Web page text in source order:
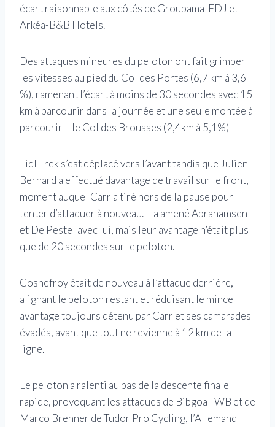
écart raisonnable aux côtés de Groupama-FDJ et
Arkéa-B&B Hotels.
Des attaques mineures du peloton ont fait grimper
les vitesses au pied du Col des Portes (6,7 km à 3,6
%), ramenant l’écart à moins de 30 secondes avec 15
km à parcourir dans la journée et une seule montée à
parcourir – le Col des Brousses (2,4km à 5,1%)
Lidl-Trek s’est déplacé vers l’avant tandis que Julien
Bernard a effectué davantage de travail sur le front,
moment auquel Carr a tiré hors de la pause pour
tenter d’attaquer à nouveau. Il a amené Abrahamsen
et De Pestel avec lui, mais leur avantage n’était plus
que de 20 secondes sur le peloton.
Cosnefroy était de nouveau à l’attaque derrière,
alignant le peloton restant et réduisant le mince
avantage toujours détenu par Carr et ses camarades
évadés, avant que tout ne revienne à 12 km de la
ligne.
Le peloton a ralenti au bas de la descente finale
rapide, provoquant les attaques de Bibgoal-WB et de
Marco Brenner de Tudor Pro Cycling, l’Allemand